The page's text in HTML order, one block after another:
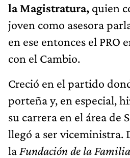
la Magistratura, quien
joven como asesora
en ese entonces el PRO
con el Cambio.
Creció en el partido
porteña y, en especial,
su carrera en el área de
llegó a ser viceministra.
la Fundación de la